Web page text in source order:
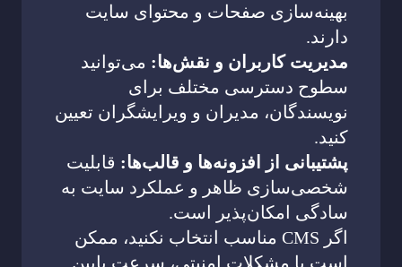
بهینه‌سازی صفحات و محتوای سایت
دارند.
مدیریت کاربران و نقش‌ها: می‌توانید
سطوح دسترسی مختلف برای
نویسندگان، مدیران و ویرایشگران تعیین
کنید.
پشتیبانی از افزونه‌ها و قالب‌ها: قابلیت
شخصی‌سازی ظاهر و عملکرد سایت به
سادگی امکان‌پذیر است.
اگر CMS مناسب انتخاب نکنید، ممکن
است با مشکلات امنیتی، سرعت پایین